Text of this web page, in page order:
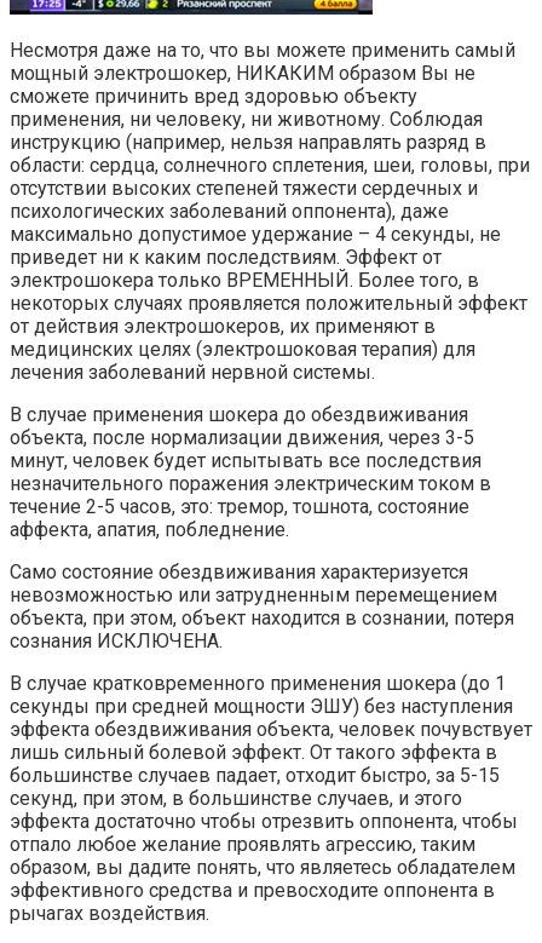
Несмотря даже на то, что вы можете применить самый
мощный электрошокер, НИКАКИМ образом Вы не
сможете причинить вред здоровью объекту
применения, ни человеку, ни животному. Соблюдая
инструкцию (например, нельзя направлять разряд в
области: сердца, солнечного сплетения, шеи, головы, при
отсутствии высоких степеней тяжести сердечных и
психологических заболеваний оппонента), даже
максимально допустимое удержание – 4 секунды, не
приведет ни к каким последствиям. Эффект от
электрошокера только ВРЕМЕННЫЙ. Более того, в
некоторых случаях проявляется положительный эффект
от действия электрошокеров, их применяют в
медицинских целях (электрошоковая терапия) для
лечения заболеваний нервной системы.
В случае применения шокера до обездвиживания
объекта, после нормализации движения, через 3-5
минут, человек будет испытывать все последствия
незначительного поражения электрическим током в
течение 2-5 часов, это: тремор, тошнота, состояние
аффекта, апатия, побледнение.
Само состояние обездвиживания характеризуется
невозможностью или затрудненным перемещением
объекта, при этом, объект находится в сознании, потеря
сознания ИСКЛЮЧЕНА.
В случае кратковременного применения шокера (до 1
секунды при средней мощности ЭШУ) без наступления
эффекта обездвиживания объекта, человек почувствует
лишь сильный болевой эффект. От такого эффекта в
большинстве случаев падает, отходит быстро, за 5-15
секунд, при этом, в большинстве случаев, и этого
эффекта достаточно чтобы отрезвить оппонента, чтобы
отпало любое желание проявлять агрессию, таким
образом, вы дадите понять, что являетесь обладателем
эффективного средства и превосходите оппонента в
рычагах воздействия.